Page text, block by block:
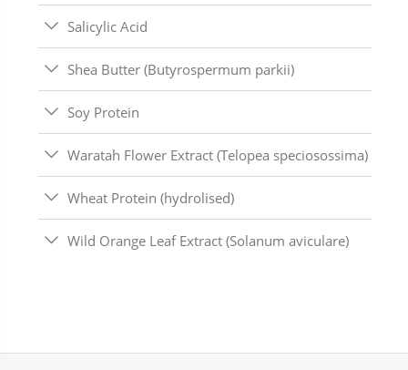
Salicylic Acid
Shea Butter (Butyrospermum parkii)
Soy Protein
Waratah Flower Extract (Telopea speciosossima)
Wheat Protein (hydrolised)
Wild Orange Leaf Extract (Solanum aviculare)